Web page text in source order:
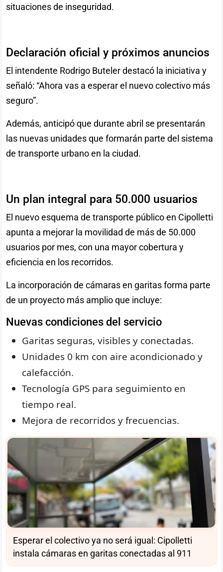
situaciones de inseguridad.
Declaración oficial y próximos anuncios
El intendente Rodrigo Buteler destacó la iniciativa y
señaló: “Ahora vas a esperar el nuevo colectivo más
seguro”.
Además, anticipó que durante abril se presentarán
las nuevas unidades que formarán parte del sistema
de transporte urbano en la ciudad.
Un plan integral para 50.000 usuarios
El nuevo esquema de transporte público en Cipolletti
apunta a mejorar la movilidad de más de 50.000
usuarios por mes, con una mayor cobertura y
eficiencia en los recorridos.
La incorporación de cámaras en garitas forma parte
de un proyecto más amplio que incluye:
Nuevas condiciones del servicio
Garitas seguras, visibles y conectadas.
Unidades 0 km con aire acondicionado y
calefacción.
Tecnología GPS para seguimiento en
tiempo real.
Mejora de recorridos y frecuencias.
Esperar el colectivo ya no será igual: Cipolletti
instala cámaras en garitas conectadas al 911